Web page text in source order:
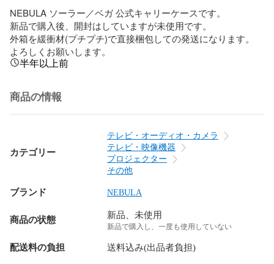
NEBULA ソーラー／ベガ 公式キャリーケースです。
新品で購入後、開封はしていますが未使用です。
外箱を緩衝材(プチプチ)で直接梱包しての発送になります。
よろしくお願いします。
半年以上前
商品の情報
カテゴリー
テレビ・オーディオ・カメラ
テレビ・映像機器
プロジェクター
その他
ブランド NEBULA
商品の状態 新品、未使用
新品で購入し、一度も使用していない
配送料の負担 送料込み(出品者負担)